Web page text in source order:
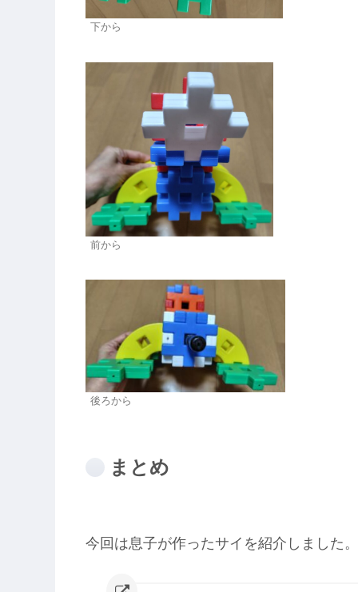
下から
前から
後ろから
まとめ
今回は息子が作ったサイを紹介しました